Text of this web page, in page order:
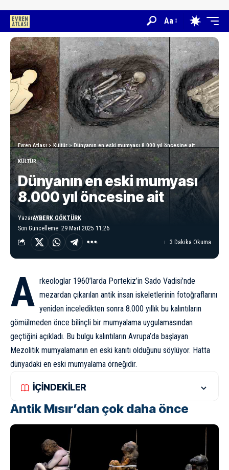
Aa
Evren Atlası> Kültür> Dünyanın en eski mumyası 8.000 yıl öncesine ait
KÜLTÜR
Dünyanın en eski mumyası
8.000 yıl öncesine ait
Son Güncelleme: 29 Mart 2025 11:26
YazarAYBERK GÖKTÜRK
3 Dakika Okuma
A rkeologlar 1960’larda Portekiz’in Sado Vadisi’nde
mezardan çıkarılan antik insan iskeletlerinin fotoğraflarını
yeniden inceledikten sonra 8.000 yıllık bu kalıntıların
gömülmeden önce bilinçli bir mumyalama uygulamasından
geçtiğini açıkladı. Bu bulgu kalıntıların Avrupa’da başlayan
Mezolitik mumyalamanın en eski kanıtı olduğunu söylüyor. Hatta
dünyadaki en eski mumyalama örneğidir.
İÇİNDEKİLER
Antik Mısır’dan çok daha önce